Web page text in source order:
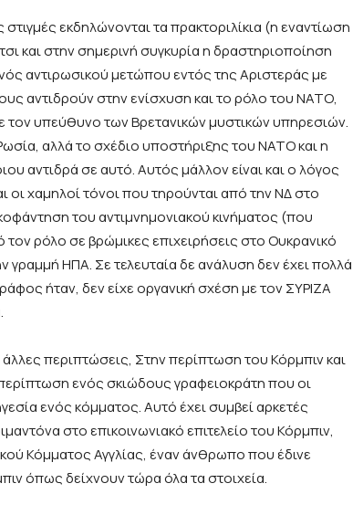
εκδηλώνονται τα πρακτοριλίκια (η εναντίωση
και στην σημερινή συγκυρία η δραστηριοποίηση
αντιρωσικού μετώπου εντός της Αριστεράς με
αντιδρούν στην ενίσχυση και το ρόλο του ΝΑΤΟ,
υπεύθυνο των Βρετανικών μυστικών υπηρεσιών.
αλλά το σχέδιο υποστήριξης του ΝΑΤΟ και η
αντιδρά σε αυτό. Αυτός μάλλον είναι και ο λόγος
χαμηλοί τόνοι που τηρούνται από την ΝΔ στο
του αντιμνημονιακού κινήματος (που
ρόλο σε βρώμικες επιχειρήσεις στο Ουκρανικό
ΗΠΑ. Σε τελευταία δε ανάλυση δεν έχει πολλά
ήταν, δεν είχε οργανική σχέση με τον ΣΥΡΙΖΑ
περιπτώσεις, Στην περίπτωση του Κόρμπιν και
ενός σκιώδους γραφειοκράτη που οι
ενός κόμματος. Αυτό έχει συμβεί αρκετές
στο επικοινωνιακό επιτελείο του Κόρμπιν,
Κόμματος Αγγλίας, έναν άνθρωπο που έδινε
όπως δείχνουν τώρα όλα τα στοιχεία.